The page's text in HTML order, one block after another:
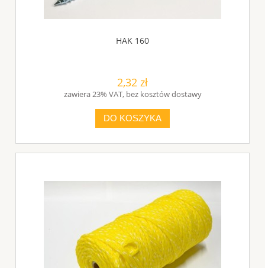
HAK 160
2,32 zł
zawiera 23% VAT, bez kosztów dostawy
DO KOSZYKA